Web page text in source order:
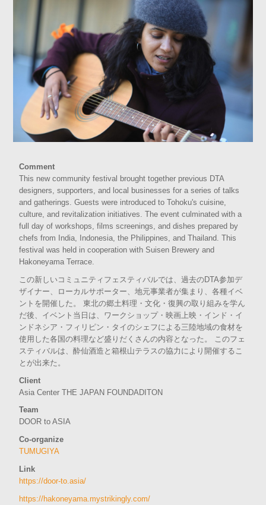
Comment
This new community festival brought together previous DTA
designers, supporters, and local businesses for a series of talks
and gatherings. Guests were introduced to Tohoku's cuisine,
culture, and revitalization initiatives. The event culminated with a
full day of workshops, films screenings, and dishes prepared by
chefs from India, Indonesia, the Philippines, and Thailand. This
festival was held in cooperation with Suisen Brewery and
Hakoneyama Terrace.
この新しいコミュニティフェスティバルでは、過去のDTA参加デ
ザイナー、ローカルサポーター、地元事業者が集まり、各種イベ
ントを開催した。 東北の郷土料理・文化・復興の取り組みを学ん
だ後、イベント当日は、ワークショップ・映画上映・インド・イ
ンドネシア・フィリピン・タイのシェフによる三陸地域の食材を
使用した各国の料理など盛りだくさんの内容となった。 このフェ
スティバルは、酔仙酒造と箱根山テラスの協力により開催するこ
とが出来た。
Client
Asia Center THE JAPAN FOUNDADITON
Team
DOOR to ASIA
Co-organize
TUMUGIYA
Link
https://door-to.asia/
https://hakoneyama.mystrikingly.com/